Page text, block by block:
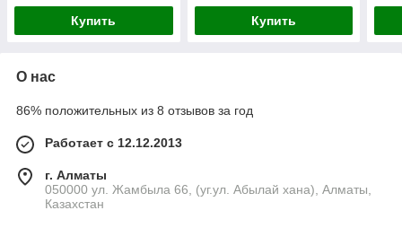
Купить Купить
О нас
86% положительных из 8 отзывов за год
Работает с 12.12.2013
г. Алматы
050000 ул. Жамбыла 66, (уг.ул. Абылай хана), Алматы,
Казахстан